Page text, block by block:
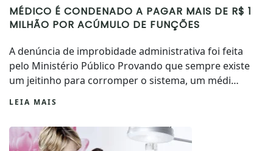
MÉDICO É CONDENADO A PAGAR MAIS DE R$ 1
MILHÃO POR ACÚMULO DE FUNÇÕES
A denúncia de improbidade administrativa foi feita
pelo Ministério Público Provando que sempre existe
um jeitinho para corromper o sistema, um médi…
LEIA MAIS